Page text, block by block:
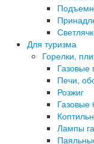
Для туризма
Горелки,
Газовые
Печи,
Розжиг
Газовые
Лампы